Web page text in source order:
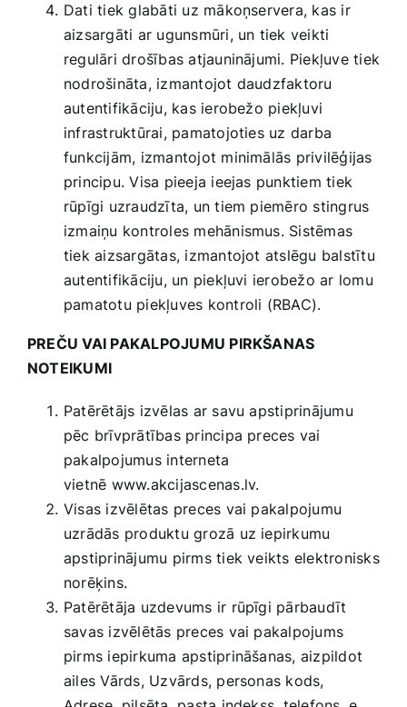
Dati tiek glabāti uz mākoņservera, kas ir
aizsargāti ar ugunsmūri, un tiek veikti
regulāri drošības atjauninājumi. Piekļuve tiek
nodrošināta, izmantojot daudzfaktoru
autentifikāciju, kas ierobežo piekļuvi
infrastruktūrai, pamatojoties uz darba
funkcijām, izmantojot minimālās privilēģijas
principu. Visa pieeja ieejas punktiem tiek
rūpīgi uzraudzīta, un tiem piemēro stingrus
izmaiņu kontroles mehānismus. Sistēmas
tiek aizsargātas, izmantojot atslēgu balstītu
autentifikāciju, un piekļuvi ierobežo ar lomu
pamatotu piekļuves kontroli (RBAC).
PREČU VAI PAKALPOJUMU PIRKŠANAS
NOTEIKUMI
Patērētājs izvēlas ar savu apstiprinājumu
pēc brīvprātības principa preces vai
pakalpojumus interneta
vietnē www.akcijascenas.lv.
Visas izvēlētas preces vai pakalpojumu
uzrādās produktu grozā uz iepirkumu
apstiprinājumu pirms tiek veikts elektronisks
norēķins.
Patērētāja uzdevums ir rūpīgi pārbaudīt
savas izvēlētās preces vai pakalpojums
pirms iepirkuma apstiprināšanas, aizpildot
ailes Vārds, Uzvārds, personas kods,